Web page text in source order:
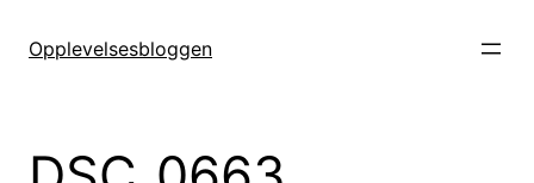
Opplevelsesbloggen